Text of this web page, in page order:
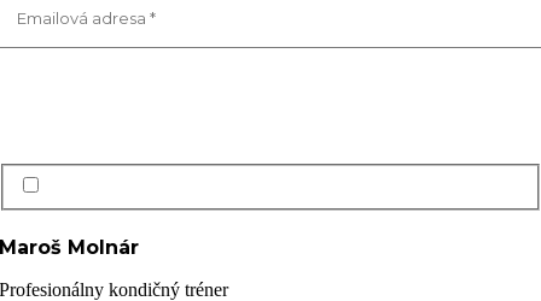
Maroš Molnár
Profesionálny kondičný tréner